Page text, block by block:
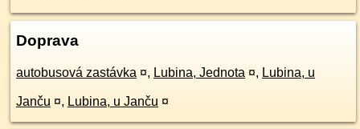
Doprava
autobusová zastávka ¤, Lubina, Jednota ¤, Lubina, u
Janču ¤, Lubina, u Janču ¤